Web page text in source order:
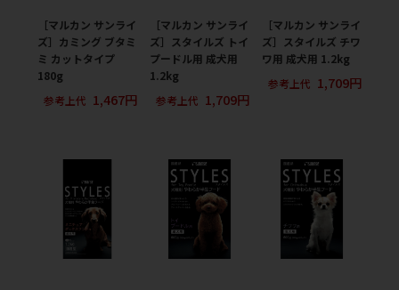
［マルカン サンライ
ズ］カミング ブタミ
ミ カットタイプ
180g
参考上代 1,467円
［マルカン サンライ
ズ］スタイルズ トイ
プードル用 成犬用
1.2kg
参考上代 1,709円
［マルカン サンライ
ズ］スタイルズ チワ
ワ用 成犬用 1.2kg
参考上代 1,709円